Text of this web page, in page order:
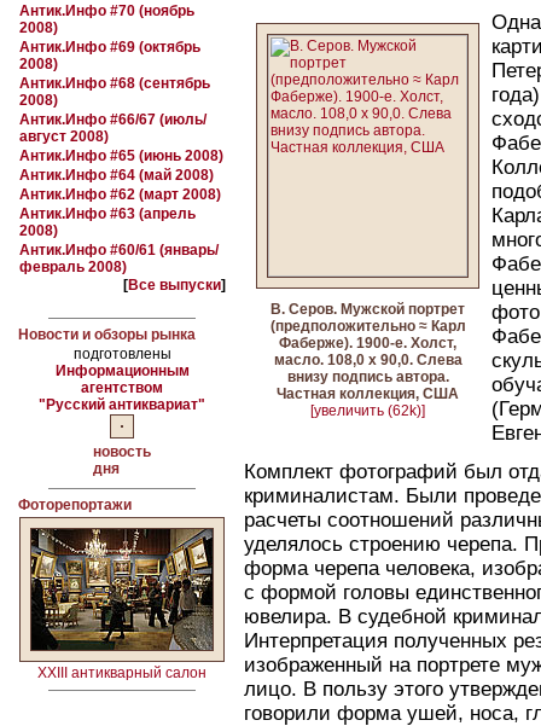
Антик.Инфо #70 (ноябрь
2008)
Антик.Инфо #69 (октябрь
2008)
Антик.Инфо #68 (сентябрь
2008)
Антик.Инфо #66/67 (июль/
август 2008)
Антик.Инфо #65 (июнь 2008)
Антик.Инфо #64 (май 2008)
Антик.Инфо #62 (март 2008)
Антик.Инфо #63 (апрель
2008)
Антик.Инфо #60/61 (январь/
февраль 2008)
[Все выпуски]
Новости и обзоры рынка
подготовлены
Информационным
агентством
"Русский антиквариат"
новость
дня
Фоторепортажи
XXIII антикварный салон
В. Серов. Мужской портрет
(предположительно ≈ Карл
Фаберже). 1900-е. Холст,
масло. 108,0 х 90,0. Слева
внизу подпись автора.
Частная коллекция, США
[увеличить (62k)]
Комплект фотографий был
криминалистам. Были
расчеты соотношений
уделялось строению черепа.
форма черепа человека,
с формой головы
ювелира. В судебной
Интерпретация полученных
изображенный на портрете
лицо. В пользу этого
говорили форма ушей, носа,